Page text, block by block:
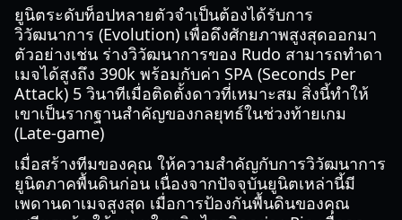
ยูนิตระดับท็อปหลายตัวจำเป็นต้องได้รับการ
วิวัฒนาการ (Evolution) เพื่อดึงศักยภาพสูงสุดออกมา
ตัวอย่างเช่น ร่างวิวัฒนาการของ Rudo สามารถทำดา
เมจได้สูงถึง 390k พร้อมกับค่า SPA (Seconds Per
Attack) 5 วินาทีเมื่อติดตั้งดาวที่เหมาะสม สิ่งนี้ทำให้
เขาเป็นรากฐานสำคัญของกลยุทธ์ในช่วงท้ายเกม
(Late-game)
เมื่อสร้างทีมของคุณ ให้ความสำคัญกับการวิวัฒนาการ
ยูนิตภาคพื้นดินก่อน เนื่องจากปัจจุบันยูนิตเหล่านี้มี
เพดานดาเมจสูงสุด เมื่อการป้องกันพื้นดินของคุณ